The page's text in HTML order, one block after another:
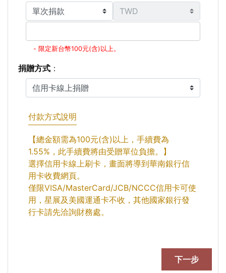
- 限定新台幣100元(含)以上。
捐贈方式 ：
付款方式說明
【總金額需為100元(含)以上，手續費為
1.55%，此手續費將由受贈單位負擔。】
選擇信用卡線上刷卡，畫面將導到華南銀行信
用卡收費網頁。
僅限VISA/MasterCard/JCB/NCCC信用卡可使
用，星展及美國運通卡不收，其他國家銀行發
行卡請先洽詢財務處。